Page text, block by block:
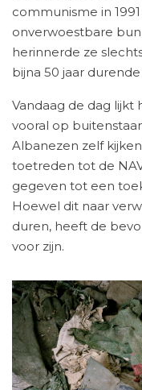
communisme in
onverwoestbare
herinnerde ze
bijna 50 jaar
Vandaag de dag lijkt
vooral op
Albanezen zelf
toetreden tot de
gegeven tot een
Hoewel dit naar
duren, heeft de
voor zijn.